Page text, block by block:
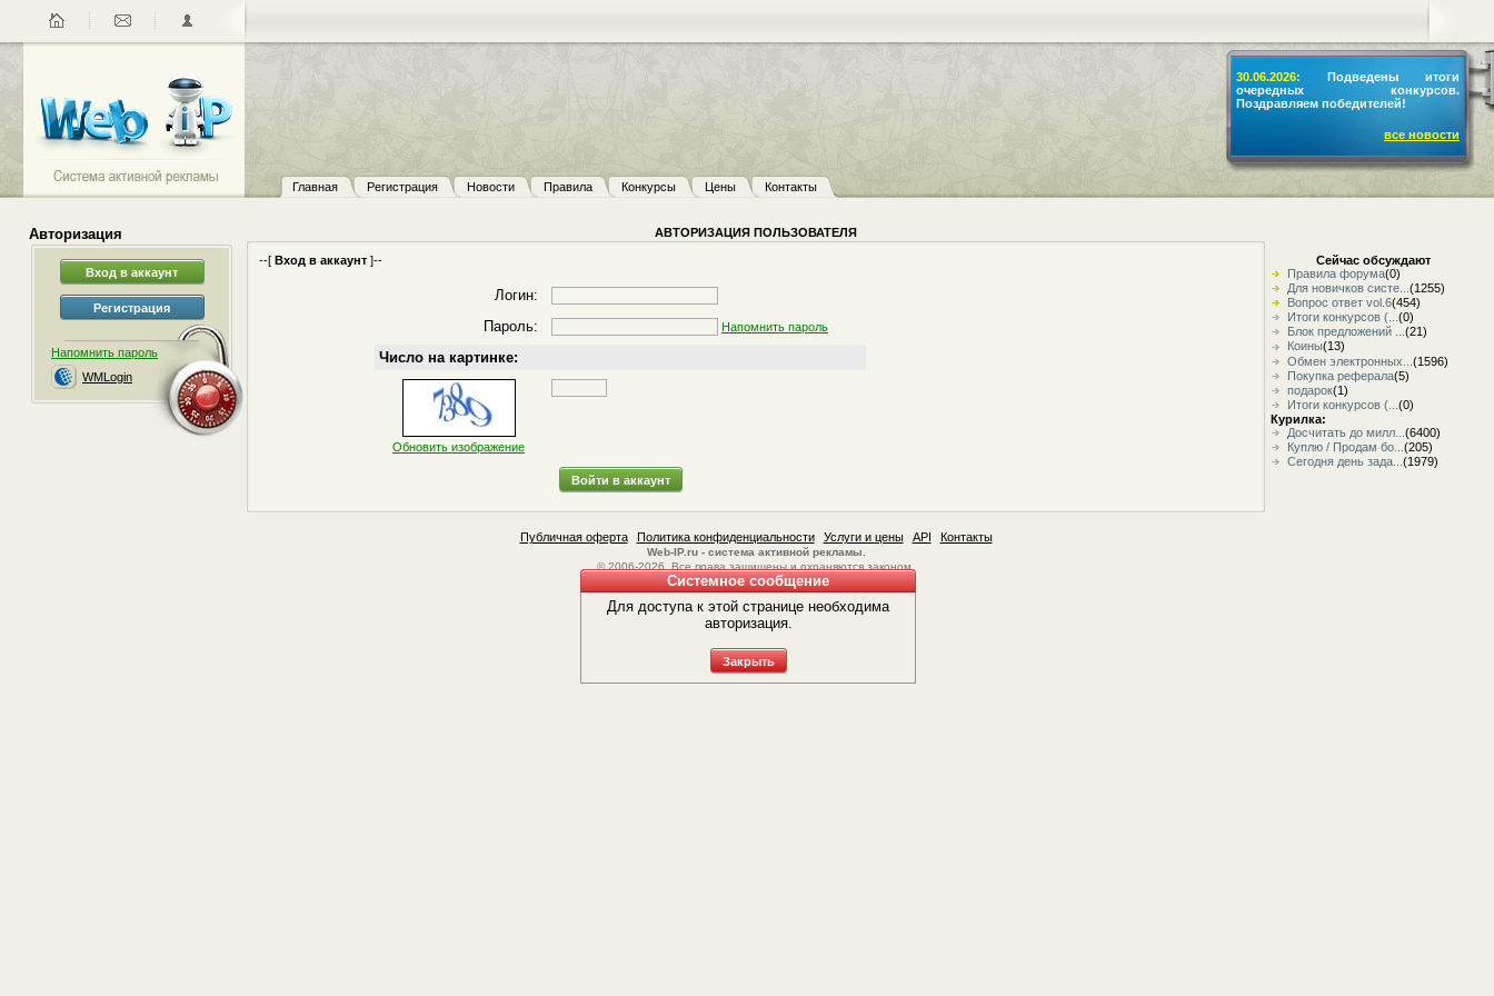
30.06.2026: Подведены итоги
очередных конкурсов.
Поздравляем победителей!
все новости
Главная Регистрация Новости Правила Конкурсы Цены Контакты
Авторизация
Напомнить пароль
WMLogin
АВТОРИЗАЦИЯ ПОЛЬЗОВАТЕЛЯ
--[ Вход в аккаунт ]--
Логин:
Пароль:
Напомнить пароль
Число на картинке:
Обновить изображение
Публичная оферта Политика конфиденциальности Услуги и цены API Контакты
Web-IP.ru - система активной рекламы.
© 2006-2026. Все права защищены и охраняются законом.
Системное сообщение
Для доступа к этой странице необходима
авторизация.
Сейчас обсуждают
Правила форума(0)
Для новичков систе... (1255)
Вопрос ответ vol.6(454)
Итоги конкурсов (... (0)
Блок предложений ... (21)
Коины(13)
Обмен электронных... (1596)
Покупка реферала(5)
подарок(1)
Итоги конкурсов (... (0)
Курилка:
Досчитать до милл... (6400)
Куплю / Продам бо... (205)
Сегодня день зада... (1979)